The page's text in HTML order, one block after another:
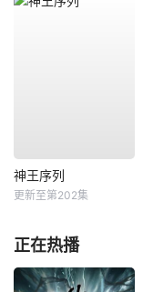
神王序列
更新至第202集
正在热播